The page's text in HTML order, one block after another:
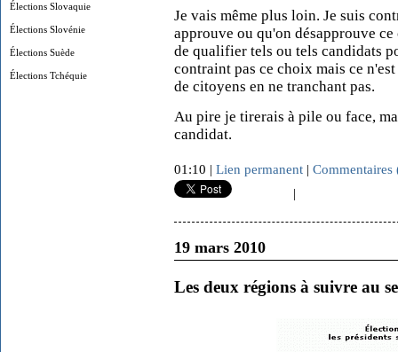
Élections Slovaquie
Élections Slovénie
Élections Suède
Élections Tchéquie
Je vais même plus loin. Je suis
approuve ou qu'on désapprouve
de qualifier tels ou tels candidats
contraint pas ce choix mais ce
de citoyens en ne tranchant pas.
Au pire je tirerais à pile ou face,
candidat.
01:10 | Lien permanent | Commentaires
|
19 mars 2010
Les deux régions à suivre au